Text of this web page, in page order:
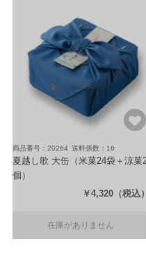
商品番号：20264 送料係数：16
夏越し歌 大缶（米菓24袋＋涼菓
個）
￥4,320 （税込）
在庫がありません